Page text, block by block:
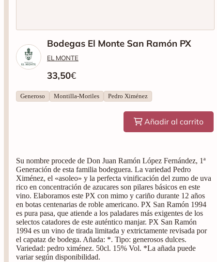
Bodegas El Monte San Ramón PX
EL MONTE
33,50€
Generoso Montilla-Moriles Pedro Ximénez
Añadir al carrito
Su nombre procede de Don Juan Ramón López Fernández, 1ª
Generación de esta familia bodeguera. La variedad Pedro
Ximénez, el «asoleo» y la perfecta vinificación del zumo de uva
rico en concentración de azucares son pilares básicos en este
vino. Elaboramos este PX con mimo y cariño durante 12 años
en botas centenarias de roble americano. PX San Ramón 1994
es pura pasa, que atiende a los paladares más exigentes de los
selectos catadores de este auténtico manjar. PX San Ramón
1994 es un vino de tirada limitada y extrictamente revisada por
el capataz de bodega. Añada: *. Tipo: generosos dulces.
Variedad: pedro ximénez. 50cl. 15% Vol. *La añada puede
variar según disponibilidad.